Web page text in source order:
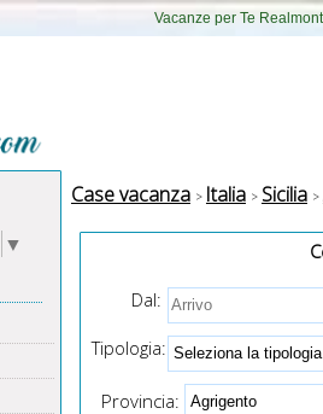
Vacanze per Te
▼
Case vacanza Italia Sicilia
Dal:
Tipologia:
Provincia: